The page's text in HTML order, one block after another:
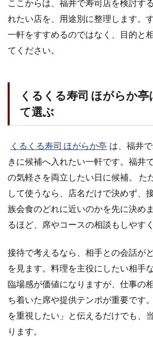
ここからは、福井で寿司店を検討す
れたい店を、用途別に整理します。
一軒をすすめるのではなく、目的と
てください。
くるくる寿司 ほがらか
て選ぶ
くるくる寿司 ほがらか亭 は、福井
きに候補へ入れたい一軒です。福井
の気軽さを両立したい日に候補。 た
して使うなら、店名だけで決めず、
族会食のどれに近いのかを先に決め
るほど、席やコースの相談もしやす
接待で考えるなら、相手との会話が
を見ます。料理を主役にしたい相手
臨場感が価値になりますが、仕事の
ち着いた席や提供テンポが重要です
を重視したい」と伝えるだけでも、
ります。